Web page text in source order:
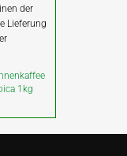
der
Lieferung
1kg